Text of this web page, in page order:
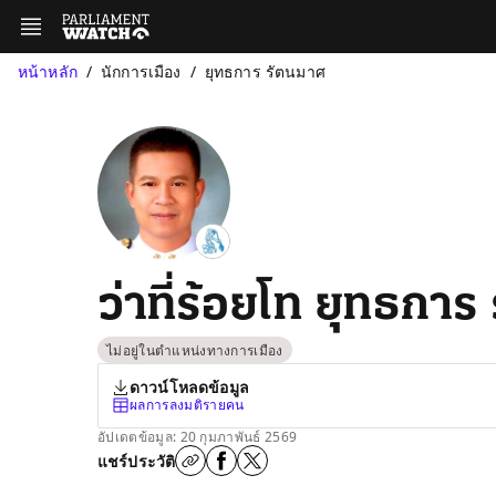
หน้าหลัก นักการเมือง ยุทธการ รัตนมาศ
ว่าที่ร้อยโท ยุทธกา
ไม่อยู่ในตำแหน่งทางการเมือง
ดาวน์โหลดข้อมูล
ผลการลงมติรายคน
อัปเดตข้อมูล: 20 กุมภาพันธ์ 2569
แชร์ประวัติ